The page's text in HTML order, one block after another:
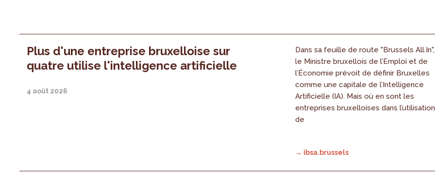
Plus d'une entreprise bruxelloise sur
quatre utilise l'intelligence artificielle
4 août 2026
Dans sa feuille de route "Brussels All.In",
le Ministre bruxellois de l’Emploi et de
l’Économie prévoit de définir Bruxelles
comme une capitale de l’Intelligence
Artificielle (IA). Mais où en sont les
entreprises bruxelloises dans l’utilisation
de
→ ibsa.brussels